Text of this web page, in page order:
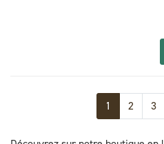
1 2 3